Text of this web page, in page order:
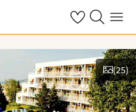
Se dinaSök på ving.se
Meny
(25)